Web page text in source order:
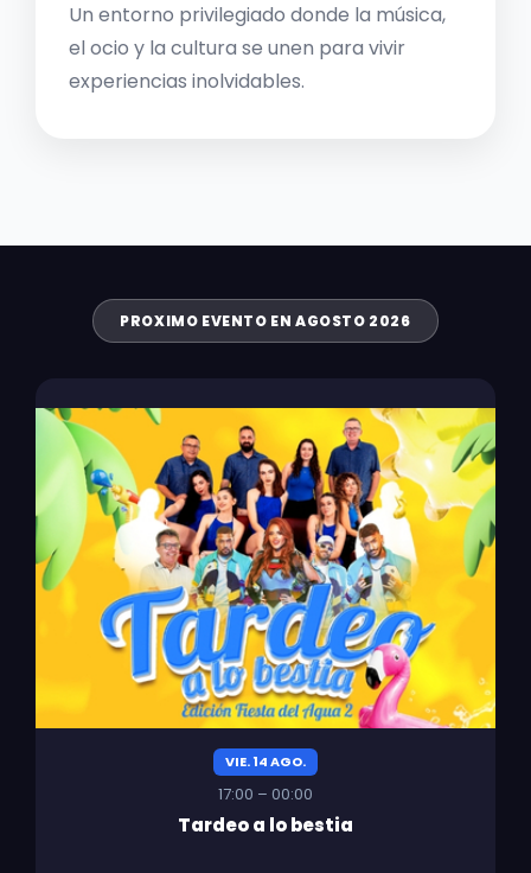
Un entorno privilegiado donde la música,
el ocio y la cultura se unen para vivir
experiencias inolvidables.
PROXIMO EVENTO EN AGOSTO 2026
VIE. 14 AGO.
17:00 – 00:00
Tardeo a lo bestia